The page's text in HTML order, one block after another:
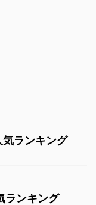
ランキング
ランキング